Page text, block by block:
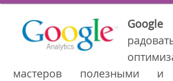
Google
мастеров полезными и